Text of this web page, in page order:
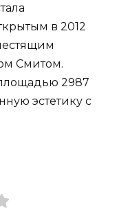
в 2012
Смитом.
2987
эстетику с